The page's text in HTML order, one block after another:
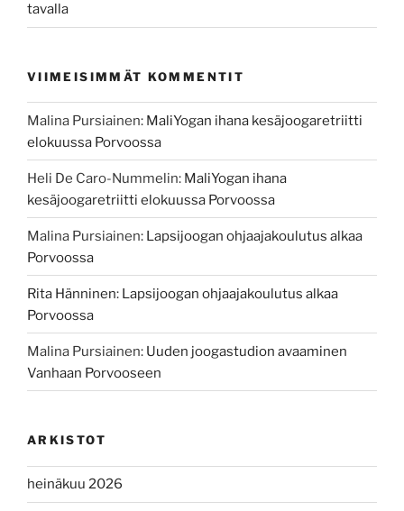
tavalla
VIIMEISIMMÄT KOMMENTIT
Malina Pursiainen: MaliYogan ihana kesäjoogaretriitti
elokuussa Porvoossa
Heli De Caro-Nummelin: MaliYogan ihana
kesäjoogaretriitti elokuussa Porvoossa
Malina Pursiainen: Lapsijoogan ohjaajakoulutus alkaa
Porvoossa
Rita Hänninen: Lapsijoogan ohjaajakoulutus alkaa
Porvoossa
Malina Pursiainen: Uuden joogastudion avaaminen
Vanhaan Porvooseen
ARKISTOT
heinäkuu 2026